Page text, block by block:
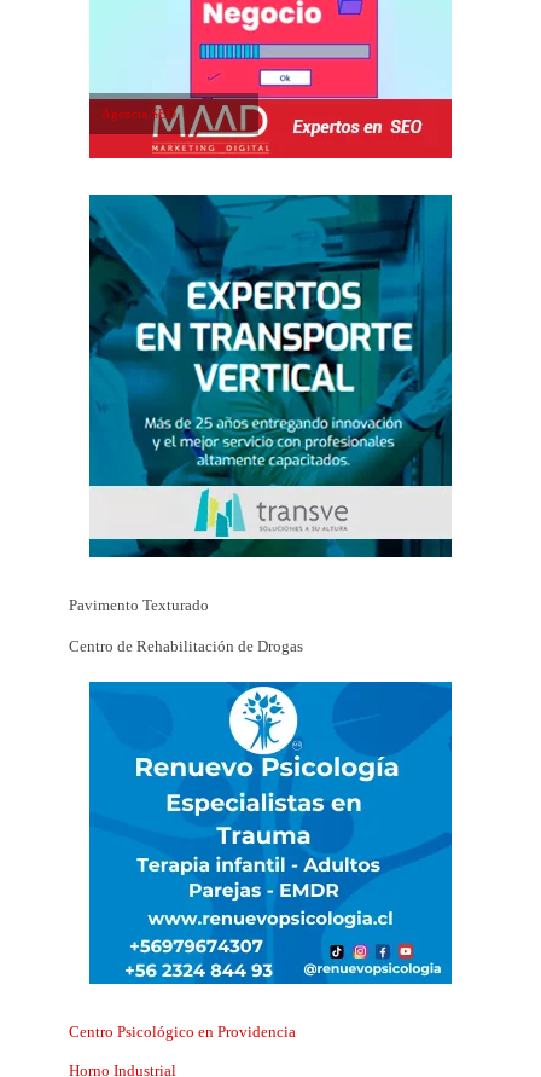
Agencia SEO
Pavimento Texturado
Centro de Rehabilitación de Drogas
Centro Psicológico en Providencia
Horno Industrial